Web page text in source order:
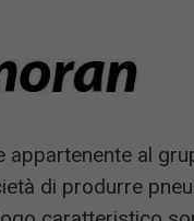
appartenente al
di produrre